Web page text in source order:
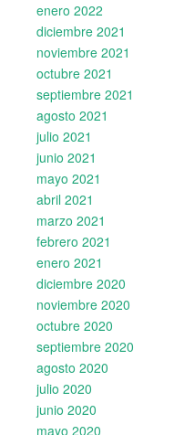
enero 2022
diciembre 2021
noviembre 2021
octubre 2021
septiembre 2021
agosto 2021
julio 2021
junio 2021
mayo 2021
abril 2021
marzo 2021
febrero 2021
enero 2021
diciembre 2020
noviembre 2020
octubre 2020
septiembre 2020
agosto 2020
julio 2020
junio 2020
mayo 2020